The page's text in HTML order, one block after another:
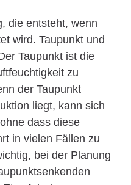
die entsteht, wenn
wird. Taupunkt und
Taupunkt ist die
zu
der Taupunkt
liegt, kann sich
dass diese
in vielen Fällen zu
bei der Planung